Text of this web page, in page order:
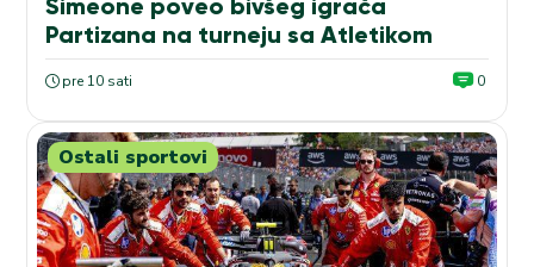
Simeone poveo bivšeg igrača
Partizana na turneju sa Atletikom
pre 10 sati 0
Ostali sportovi